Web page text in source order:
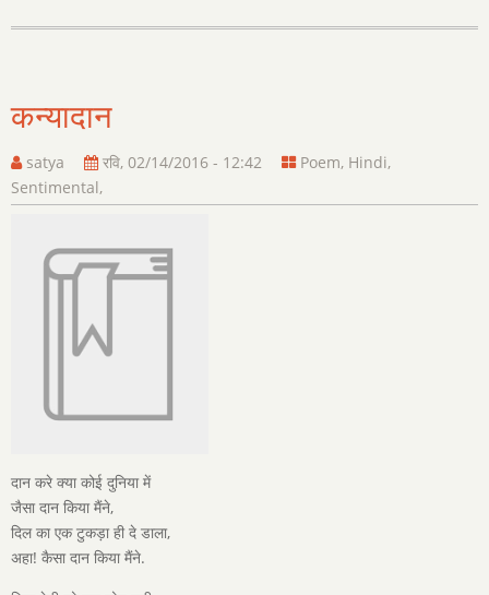
कन्यादान
satya रवि, 02/14/2016 - 12:42 Poem, Hindi,
Sentimental,
दान करे क्या कोई दुनिया में
जैसा दान किया मैंने,
दिल का एक टुकड़ा ही दे डाला,
अहा! कैसा दान किया मैंने.